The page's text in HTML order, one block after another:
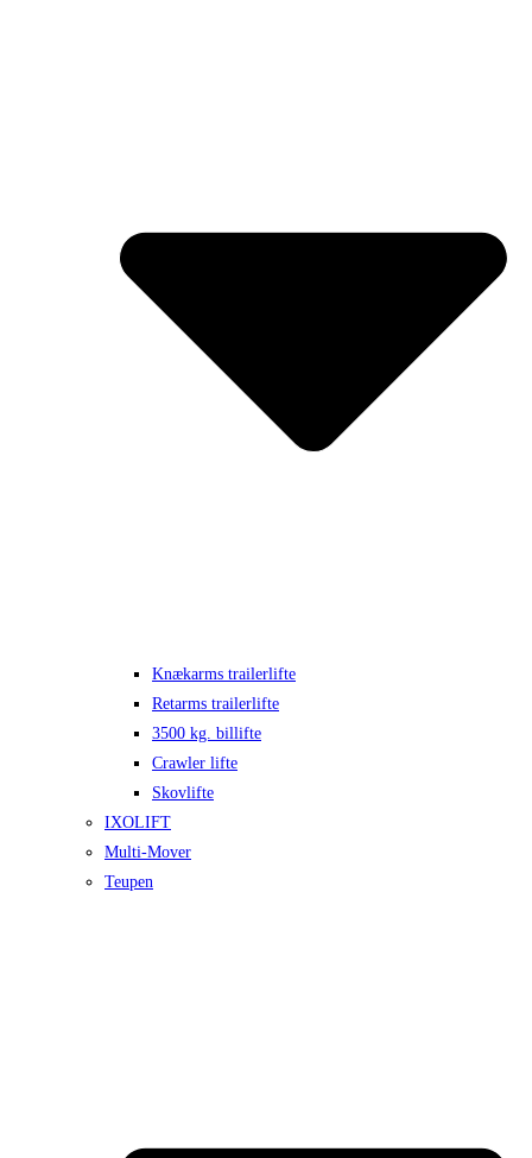
Knækarms trailerlifte
Retarms trailerlifte
3500 kg. billifte
Crawler lifte
Skovlifte
IXOLIFT
Multi-Mover
Teupen